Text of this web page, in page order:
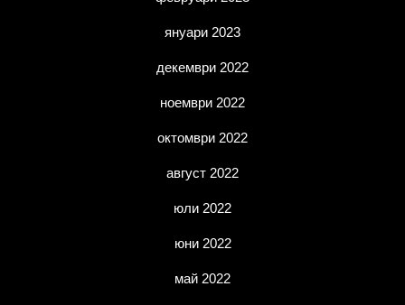
януари 2023
декември 2022
ноември 2022
октомври 2022
август 2022
юли 2022
юни 2022
май 2022